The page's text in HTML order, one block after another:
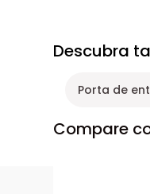
Descubra
Porta de
Compare